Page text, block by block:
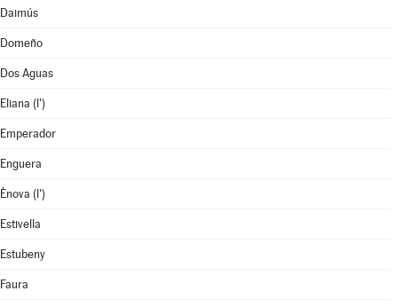
Daimús
Domeño
Dos Aguas
Eliana (l')
Emperador
Enguera
Ènova (l')
Estivella
Estubeny
Faura